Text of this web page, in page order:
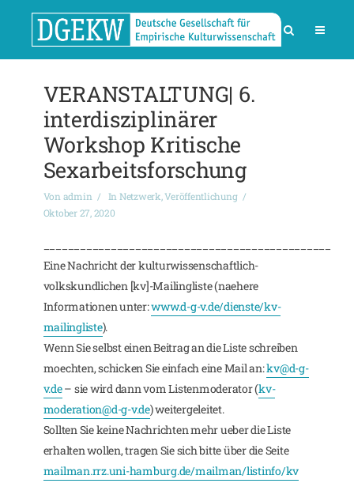
VERANSTALTUNG| 6.
interdisziplinärer
Workshop Kritische
Sexarbeitsforschung
Von admin In Netzwerk,Veröffentlichung
Oktober 27, 2020
Eine Nachricht der kulturwissenschaftlich-
volkskundlichen [kv]-Mailingliste (naehere
Informationen unter:www.d-g-v.de/dienste/kv-
mailingliste).
Wenn Sie selbst einen Beitrag an die Liste schreiben
moechten, schicken Sie einfach eine Mail an:kv@d-g-
v.de– sie wird dann vom Listenmoderator (kv-
moderation@d-g-v.de) weitergeleitet.
Sollten Sie keine Nachrichten mehr ueber die Liste
erhalten wollen, tragen Sie sich bitte über die Seite
mailman.rrz.uni-hamburg.de/mailman/listinfo/kv